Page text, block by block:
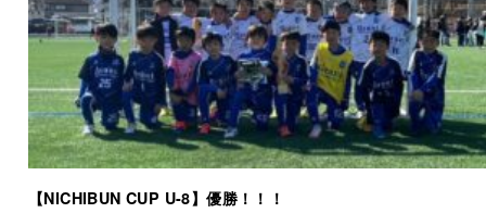
【NICHIBUN CUP U-8】優勝！！！